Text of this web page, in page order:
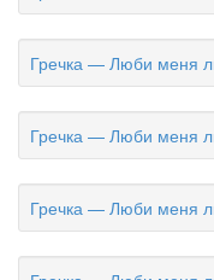
Гречка — Люби меня
Гречка — Люби меня
Гречка — Люби меня